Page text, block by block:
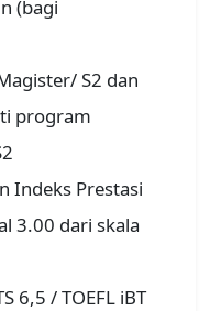
(bagi
S2 dan
program
Indeks Prestasi
3.00 dari skala
6,5 / TOEFL iBT